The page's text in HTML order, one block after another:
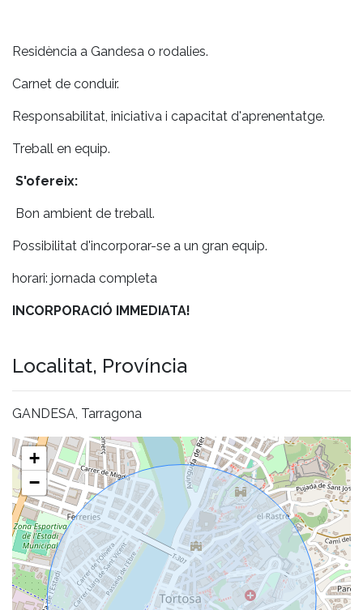
Residència a Gandesa o rodalies.
Carnet de conduir.
Responsabilitat, iniciativa i capacitat d'aprenentatge.
Treball en equip.
S'ofereix:
Bon ambient de treball.
Possibilitat d'incorporar-se a un gran equip.
horari: jornada completa
INCORPORACIÓ IMMEDIATA!
Localitat, Província
GANDESA, Tarragona
+
−